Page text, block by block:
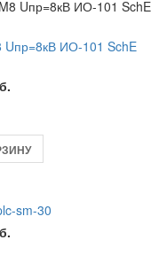
Uпр=8кВ ИО-101 SchE
sm-30